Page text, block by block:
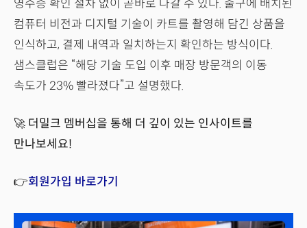
영수증 확인 절차 없이 곧바로 나갈 수 있다. 출구에 배치된
컴퓨터 비전과 디지털 기술이 카트를 촬영해 담긴 상품을
인식하고, 결제 내역과 일치하는지 확인하는 방식이다.
샘스클럽은 “해당 기술 도입 이후 매장 방문객의 이동
속도가 23% 빨라졌다”고 설명했다.
🚀 더밀크 멤버십을 통해 더 깊이 있는 인사이트를
만나보세요!
👉회원가입 바로가기